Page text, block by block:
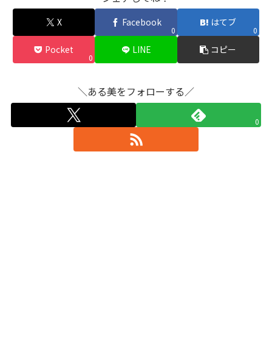
X Facebook
0
はてブ
0
Pocket
0
LINE コピー
＼ある美をフォローする／
0